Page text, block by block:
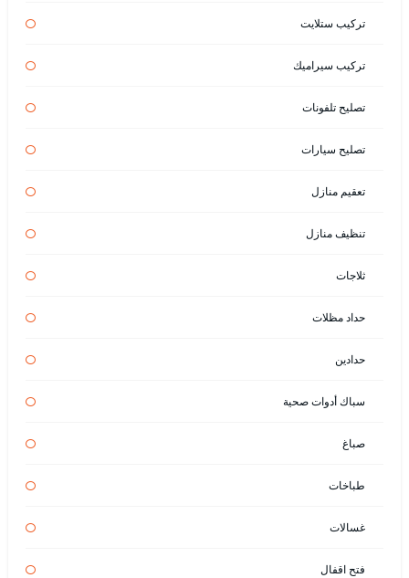
تركيب ستلايت
تركيب سيراميك
تصليح تلفونات
تصليح سيارات
تعقيم منازل
تنظيف منازل
ثلاجات
حداد مظلات
حدادين
سباك أدوات صحية
صباغ
طباخات
غسالات
فتح اقفال